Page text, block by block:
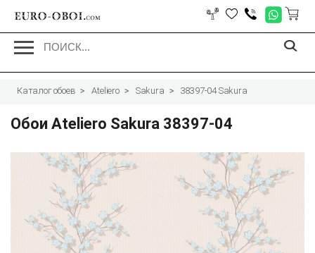
EURO-OBOI.com
Каталог обоев Ateliero Sakura 38397-04 Sakura
Обои Ateliero Sakura 38397-04